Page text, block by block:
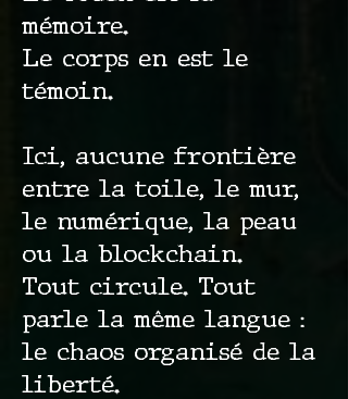
mémoire.
Le corps en est le
témoin.
Ici, aucune frontière
entre la toile, le mur,
le numérique, la peau
ou la blockchain.
Tout circule. Tout
parle la même langue :
le chaos organisé de la
liberté.